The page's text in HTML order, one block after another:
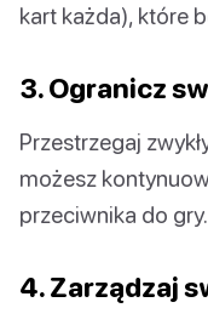
kart każda), które
3. Ogranicz
Przestrzegaj
możesz
przeciwnika do
4. Zarządzaj